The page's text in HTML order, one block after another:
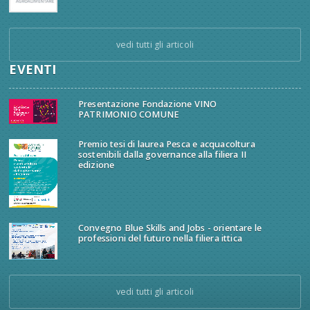
vedi tutti gli articoli
EVENTI
Presentazione Fondazione VINO
PATRIMONIO COMUNE
Premio tesi di laurea Pesca e acquacoltura
sostenibili dalla governance alla filiera II
edizione
Convegno Blue Skills and Jobs - orientare le
professioni del futuro nella filiera ittica
vedi tutti gli articoli